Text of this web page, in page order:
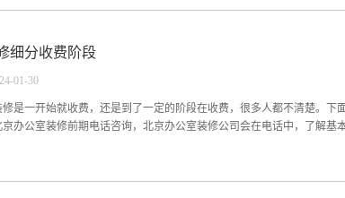
管理制度和严格科学质量保证体系的施工公司。以上
细分收费阶段
是一开始就收费，还是到了一定的阶段在收费，很多人都不清楚。
办公室装修前期电话咨询，北京办公室装修公司会在电话中，了解基
办公室装修前当面沟通，设计师量房、沟通同步进行，了解业主需
-01-30